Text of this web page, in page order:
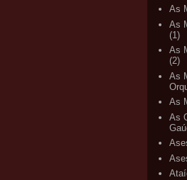
As
As
(1)
As
(2)
As
As
As